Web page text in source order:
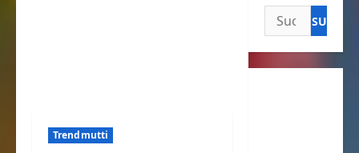
Trendmutti
Suchen
nach: